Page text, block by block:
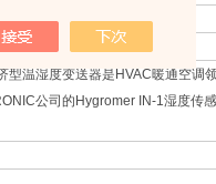
术参数】
型温湿度变送器是 HVAC暖通空调
公司的 Hygromer IN-1湿度传